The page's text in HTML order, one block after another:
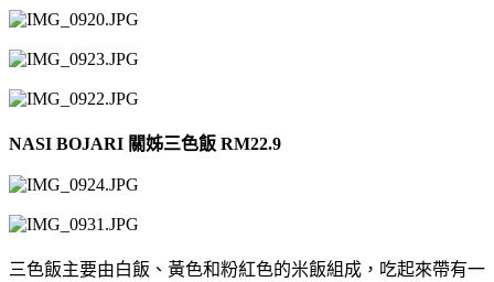
NASI BOJARI 關姊三色飯 RM22.9
三色飯主要由白飯、黃色和粉紅色的米飯組成，吃起來帶有一